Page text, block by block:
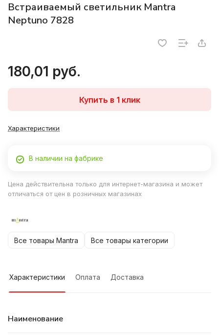
Встраиваемый светильник Mantra
Neptuno 7828
180,01 руб.
Купить в 1 клик
Характеристики
В наличии на фабрике
Цена действительна только для интернет-магазина и может
отличаться от цен в розничных магазинах
Все товары Mantra Все товары категории
Характеристики Оплата Доставка
Наименование